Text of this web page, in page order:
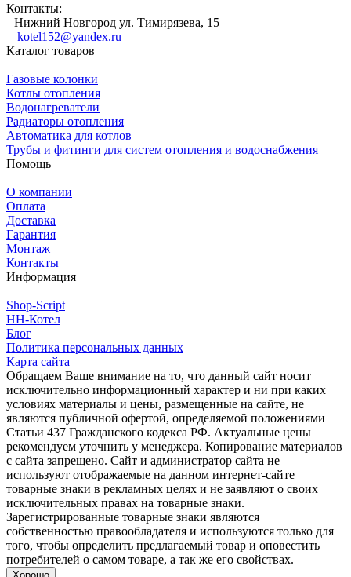
Контакты:
Нижний Новгород ул. Тимирязева, 15
kotel152@yandex.ru
Каталог товаров
Газовые колонки
Котлы отопления
Водонагреватели
Радиаторы отопления
Автоматика для котлов
Трубы и фитинги для систем отопления и водоснабжения
Помощь
О компании
Оплата
Доставка
Гарантия
Монтаж
Контакты
Информация
Shop-Script
НН-Котел
Блог
Политика персональных данных
Карта сайта
Обращаем Ваше внимание на то, что данный сайт носит
исключительно информационный характер и ни при каких
условиях материалы и цены, размещенные на сайте, не
являются публичной офертой, определяемой положениями
Статьи 437 Гражданского кодекса РФ. Актуальные цены
рекомендуем уточнить у менеджера. Копирование материалов
с сайта запрещено. Сайт и администратор сайта не
используют отображаемые на данном интернет-сайте
товарные знаки в рекламных целях и не заявляют о своих
исключительных правах на товарные знаки.
Зарегистрированные товарные знаки являются
собственностью правообладателя и используются только для
того, чтобы определить предлагаемый товар и оповестить
потребителей о самом товаре, а так же его свойствах.